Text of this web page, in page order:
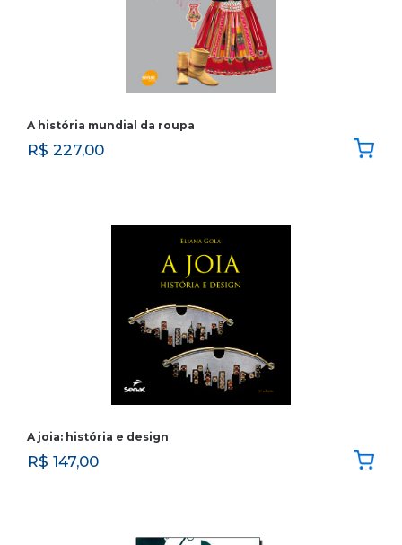
A história mundial da roupa
R$ 227,00
A joia: história e design
R$ 147,00